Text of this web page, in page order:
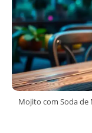
Mojito com Soda de